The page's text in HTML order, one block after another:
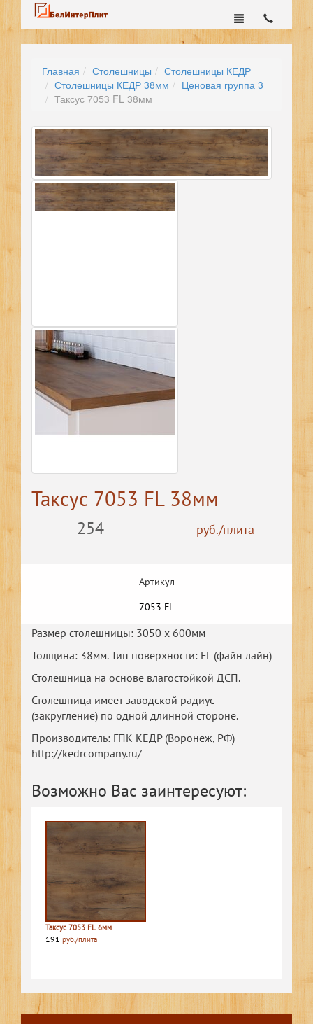
Главная Столешницы
Столешницы КЕДР
Столешницы КЕДР 38мм
Ценовая группа 3
Таксус 7053 FL 38мм
Таксус 7053 FL 38мм
254 руб./плита
Артикул
7053 FL
Размер столешницы: 3050 х 600мм
Толщина: 38мм. Тип поверхности: FL (файн лайн)
Столешница на основе влагостойкой ДСП.
Столешница имеет заводской радиус
(закругление) по одной длинной стороне.
Производитель: ГПК КЕДР (Воронеж, РФ)
http://kedrcompany.ru/
Возможно Вас заинтересуют:
Таксус 7053 FL 6мм
191 руб./плита